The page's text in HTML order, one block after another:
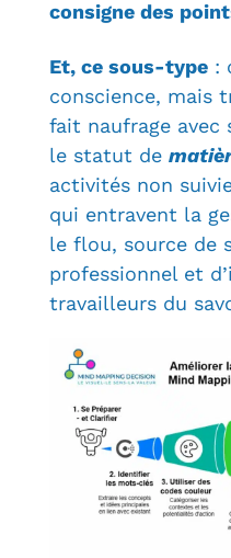
consigne des
Et, ce sous-type:
conscience, mais
fait naufrage avec
lestatut de
activités non
qui entravent la
leflou, source de
professionnel et
travailleurs du